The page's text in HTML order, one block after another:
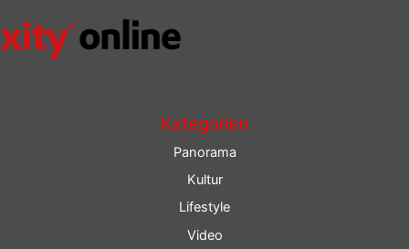
Kategorien
Panorama
Kultur
Lifestyle
Video